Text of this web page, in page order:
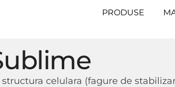
PRODUSE
structura celulara (fagure de